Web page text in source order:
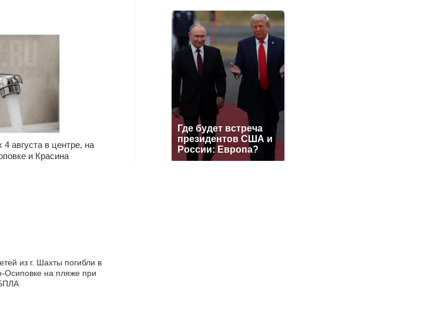
августа в центре, на
и Красина
из г. Шахты погибли в
Осиповке на пляже при
38-летняя женщина пропала в Ростове-на-Дону
+3746
Детская шалость обернулась гибелью школьника
в Ростовской области
Утонул в аквапарке 3-летний малыш в Батайске
в Ростовской области
Про убытки жителей г. Шахты из-за проблем с
электричеством +3068
В г. Шахты погиб 26-летний мотоциклист на
мотоцикле FX MOTO
+3059
Где будет встреча
президентов США и
России: Европа?